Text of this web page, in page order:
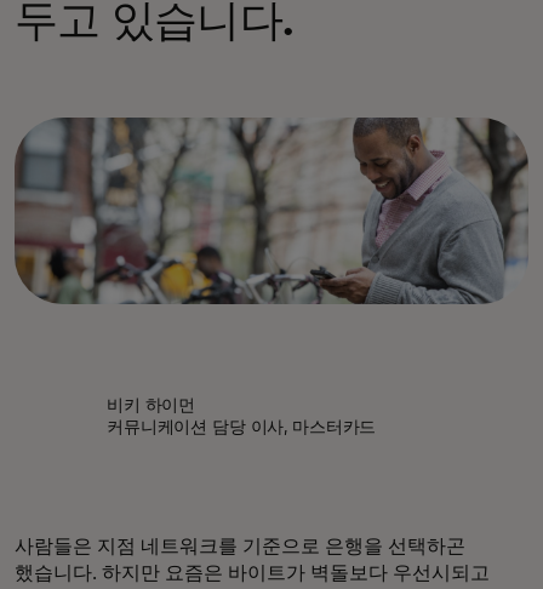
두고 있습니다.
비키 하이먼
커뮤니케이션 담당 이사, 마스터카드
사람들은 지점 네트워크를 기준으로 은행을 선택하곤
했습니다. 하지만 요즘은 바이트가 벽돌보다 우선시되고